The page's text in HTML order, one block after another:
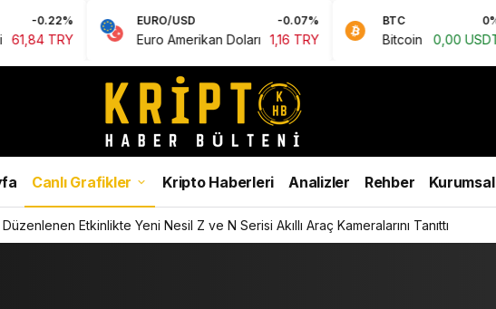
TRY
EURO/USD
Euro Amerikan Doları 1,16 TRY
BTC
Bitcoin 0,00 USDT
Canlı Grafikler Kripto Haberleri Analizler Rehber Kurumsal
Etkinlikte Yeni Nesil Z ve N Serisi Akıllı Araç Kameralarını Tanıttı